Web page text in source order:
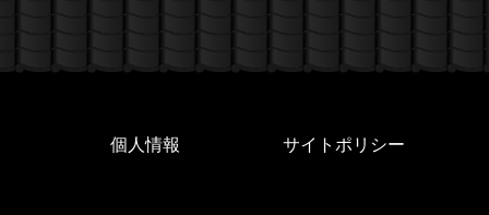
個人情報 サイトポリシー